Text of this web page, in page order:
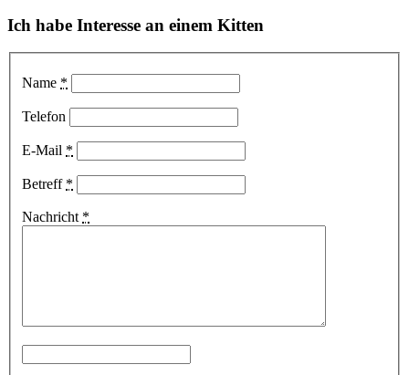
Ich habe Interesse an einem Kitten
Name *
Telefon
E-Mail *
Betreff *
Nachricht *